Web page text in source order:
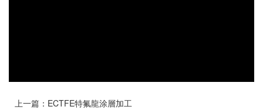
上一篇： ECTFE特氟龍涂層加工